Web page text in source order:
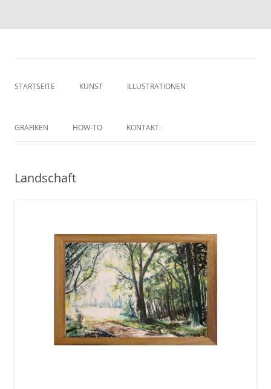
Zum
STARTSEITE KUNST ILLUSTRATIONEN
GRAFIKEN HOW-TO KONTAKT:
Landschaft